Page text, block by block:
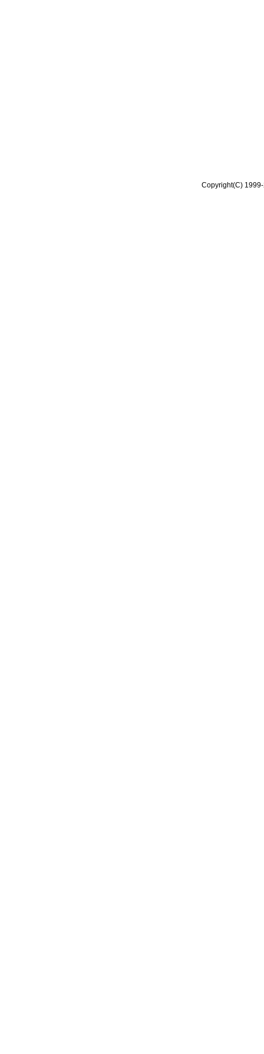
Copyright(C)